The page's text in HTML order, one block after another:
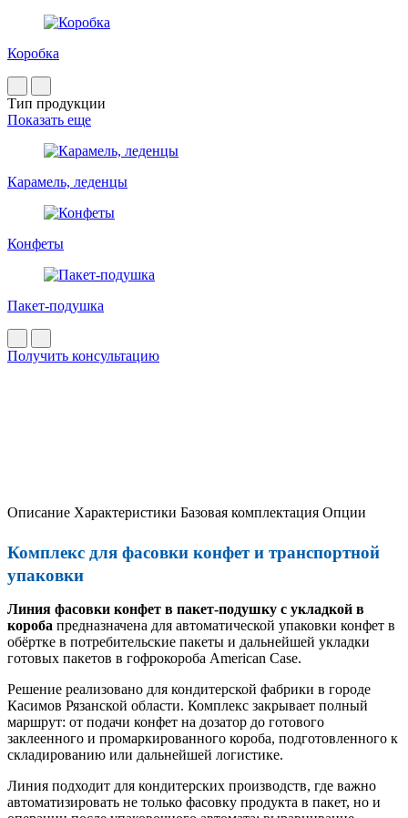
Коробка
Тип продукции
Показать еще
Карамель, леденцы
Конфеты
Пакет-подушка
Получить консультацию
Описание Характеристики Базовая комплектация Опции
Комплекс для фасовки конфет и транспортной
упаковки
Линия фасовки конфет в пакет-подушку с укладкой в
короба предназначена для автоматической упаковки конфет в
обёртке в потребительские пакеты и дальнейшей укладки
готовых пакетов в гофрокороба American Case.
Решение реализовано для кондитерской фабрики в городе
Касимов Рязанской области. Комплекс закрывает полный
маршрут: от подачи конфет на дозатор до готового
заклеенного и промаркированного короба, подготовленного к
складированию или дальнейшей логистике.
Линия подходит для кондитерских производств, где важно
автоматизировать не только фасовку продукта в пакет, но и